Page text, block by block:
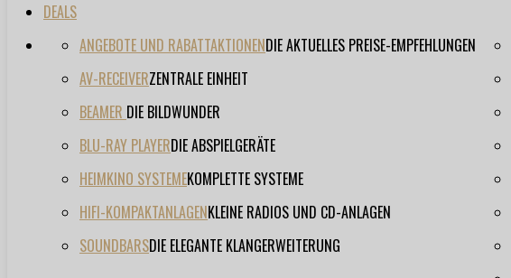
DEALS
ANGEBOTE UND RABATTAKTIONENDIE AKTUELLES PREISE-EMPFEHLUNGEN
AV-RECEIVERZENTRALE EINHEIT
BEAMER DIE BILDWUNDER
BLU-RAY PLAYERDIE ABSPIELGERÄTE
HEIMKINO SYSTEMEKOMPLETTE SYSTEME
HIFI-KOMPAKTANLAGENKLEINE RADIOS UND CD-ANLAGEN
SOUNDBARSDIE ELEGANTE KLANGERWEITERUNG